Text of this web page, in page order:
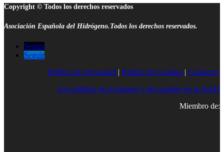
Copyright © Todos los derechos reservados
Asociación Española del Hidrógeno.Todos los derechos reservados.
Seguir
Seguir
Política de privacidad | Política de Cookies | Contacto |
Uso público de la imagen y del nombre de la AeH2
Miembro de: